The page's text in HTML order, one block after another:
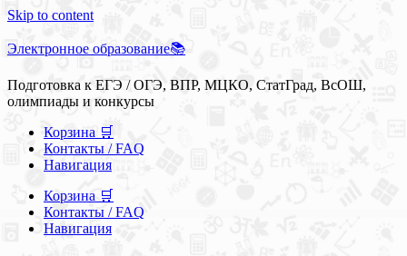
Skip to content
Электронное образование📚
Подготовка к ЕГЭ / ОГЭ, ВПР, МЦКО, СтатГрад, ВсОШ,
олимпиады и конкурсы
Корзина 🛒
Контакты / FAQ
Навигация
Корзина 🛒
Контакты / FAQ
Навигация